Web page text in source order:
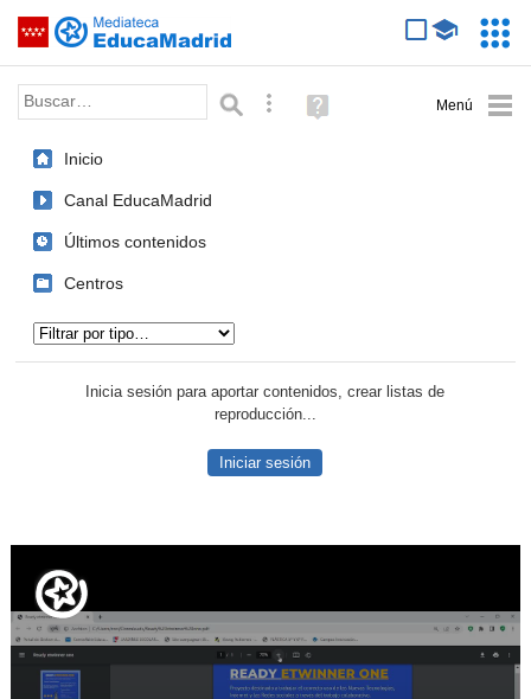
Saltar navegación
Palabra o frase: Búsqueda avanzada
Ayuda
(en
Inicio
Canal EducaMadrid
Últimos contenidos
Centros
Inicia sesión para aportar contenidos, crear listas de
reproducción...
Iniciar sesión